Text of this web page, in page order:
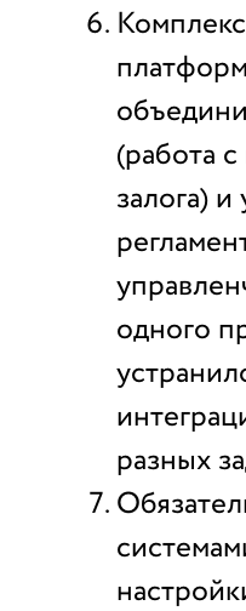
(работа
залога)
одного
разных